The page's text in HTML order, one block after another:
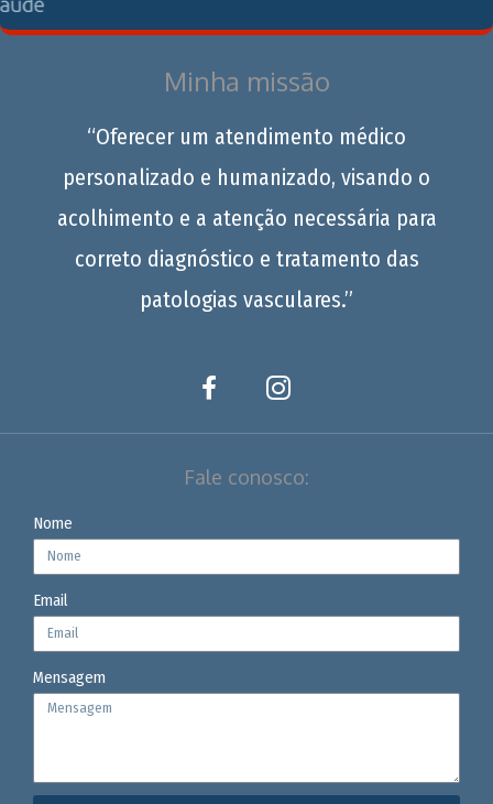
Minha missão
“Oferecer um atendimento médico
personalizado e humanizado, visando o
acolhimento e a atenção necessária para
correto diagnóstico e tratamento das
patologias vasculares.”
Fale conosco:
Nome
Email
Mensagem